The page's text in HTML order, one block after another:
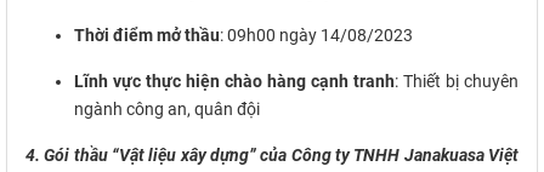
Thời điểm mở thầu: 09h00 ngày 14/08/2023
Lĩnh vực thực hiện chào hàng cạnh tranh: Thiết bị chuyên
ngành công an, quân đội
4. Gói thầu “Vật liệu xây dựng” của Công ty TNHH Janakuasa Việt